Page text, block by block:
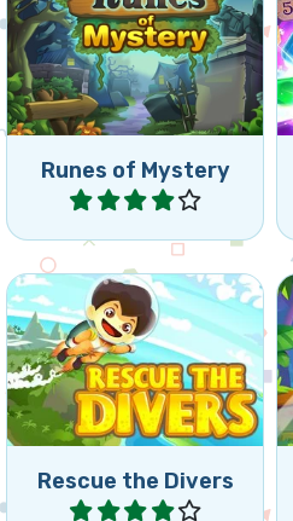
Runes of Mystery
Juego misterioso de
colapsar usando runas:
alcanza la meta indicada.
Jugar
Rescue the Divers
¿Puedes rescatar los
buzos lo más rápido
posible?
Jugar